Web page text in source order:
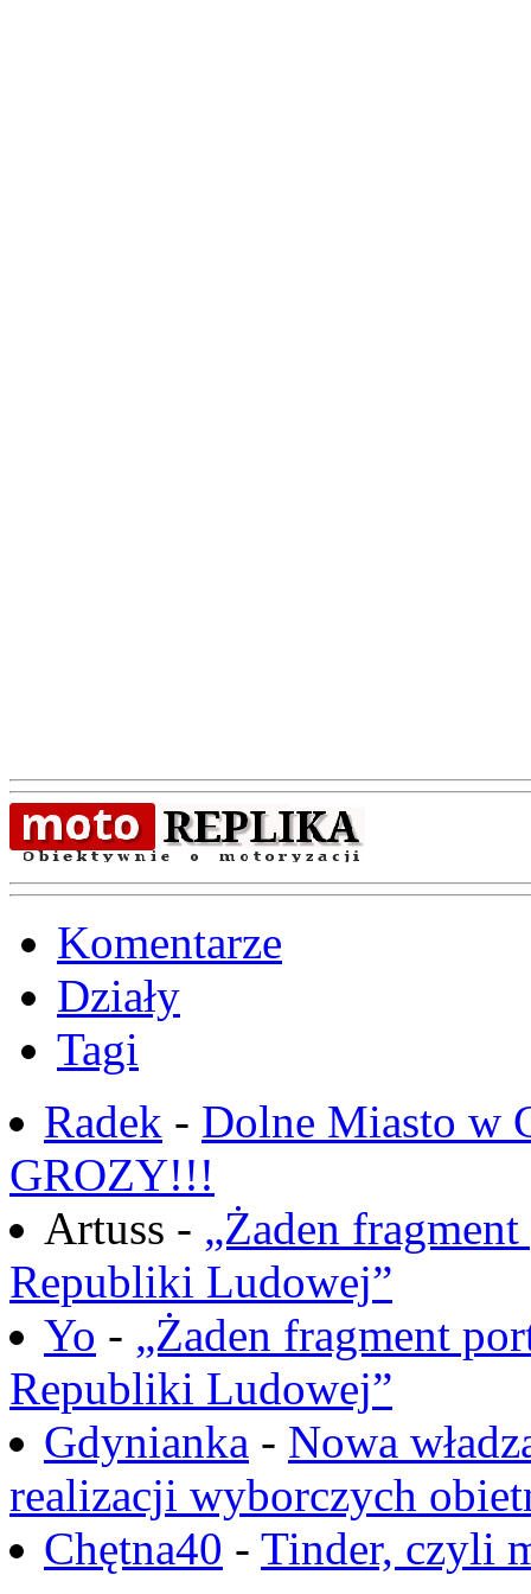
Komentarze
Działy
Tagi
Radek - Dolne Miasto w
GROZY!!!
Artuss - „Żaden
Republiki Ludowej”
Yo - „Żaden fragment
Republiki Ludowej”
Gdynianka - Nowa
realizacji wyborczych
Chętna40 - Tinder, czyli